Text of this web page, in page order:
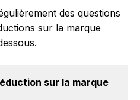
des questions
sur la marque
sur la marque